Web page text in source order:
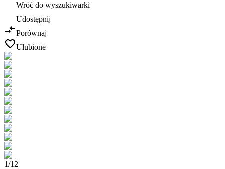
Wróć do wyszukiwarki
Udostępnij
Porównaj
Ulubione
1/12